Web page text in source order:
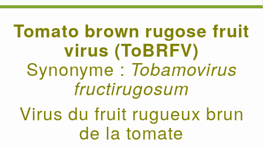
Tomato brown rugose fruit
virus (ToBRFV)
Synonyme : Tobamovirus
fructirugosum
Virus du fruit rugueux brun
de la tomate